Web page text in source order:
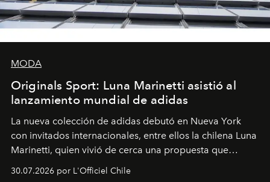
MODA
Originals Sport: Luna Marinetti asistió al
lanzamiento mundial de adidas
La nueva colección de adidas debutó en Nueva York
con invitados internacionales, entre ellos la chilena Luna
Marinetti, quien vivió de cerca una propuesta que
fusiona moda y rendimiento.
30.07.2026 por L'Officiel Chile